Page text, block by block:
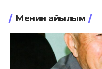
Менин айылым